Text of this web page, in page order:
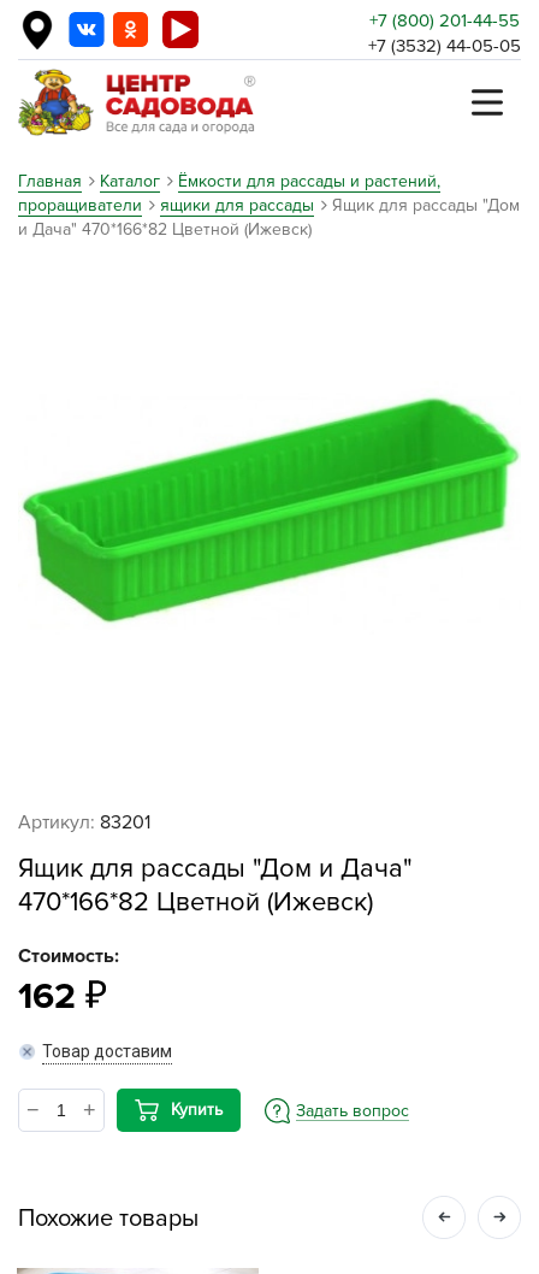
+7 (800) 201-44-55
+7 (3532) 44-05-05
Главная Каталог
Ёмкости для рассады и растений,
проращиватели
ящики для рассады
Ящик для рассады "Дом
и Дача" 470*166*82 Цветной (Ижевск)
Артикул: 83201
Ящик для рассады "Дом и Дача"
470*166*82 Цветной (Ижевск)
Стоимость:
162
Товар доставим
Купить Задать вопрос
Похожие товары